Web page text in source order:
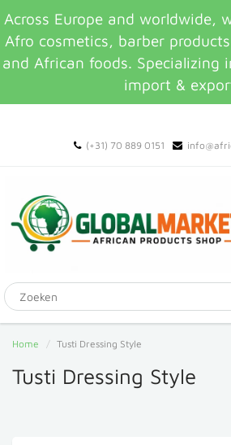
Across Europe and worldwide,
Afro cosmetics, barber
and African foods. Specializing
import &
(+31) 70 889 0151
Home Tusti Dressing Style
Tusti Dressing Style